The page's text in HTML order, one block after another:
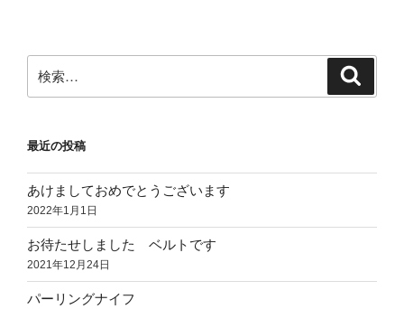
索:
最近の投稿
あけましておめでとうございます
2022年1月1日
お待たせしました ベルトです
2021年12月24日
パーリングナイフ